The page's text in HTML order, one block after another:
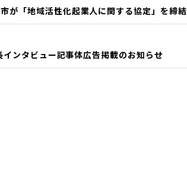
が「地域活性化起業人に関する協定」を締結
ンタビュー記事体広告掲載のお知らせ